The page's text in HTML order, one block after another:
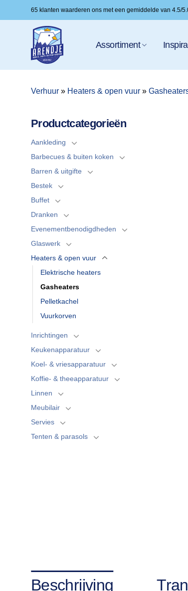
naar
65 klanten waarderen ons met een gemiddelde van 4.5/
Assortiment
Verhuur » Heaters & open vuur »
Productcategorieën
Aankleding
Barbecues & buiten koken
Barren & uitgifte
Bestek
Buffet
Dranken
Evenementbenodigdheden
Glaswerk
Heaters & open vuur
Elektrische heaters
Gasheaters
Pelletkachel
Vuurkorven
Inrichtingen
Keukenapparatuur
Koel- & vriesapparatuur
Koffie- & theeapparatuur
Linnen
Meubilair
Servies
Tenten & parasols
Beschrijving